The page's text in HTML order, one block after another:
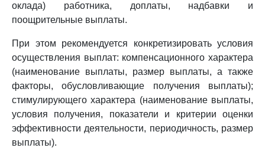
оклада) работника, доплаты, надбавки и
поощрительные выплаты.
При этом рекомендуется конкретизировать условия
осуществления выплат: компенсационного характера
(наименование выплаты, размер выплаты, а также
факторы, обусловливающие получения выплаты);
стимулирующего характера (наименование выплаты,
условия получения, показатели и критерии оценки
эффективности деятельности, периодичность, размер
выплаты).